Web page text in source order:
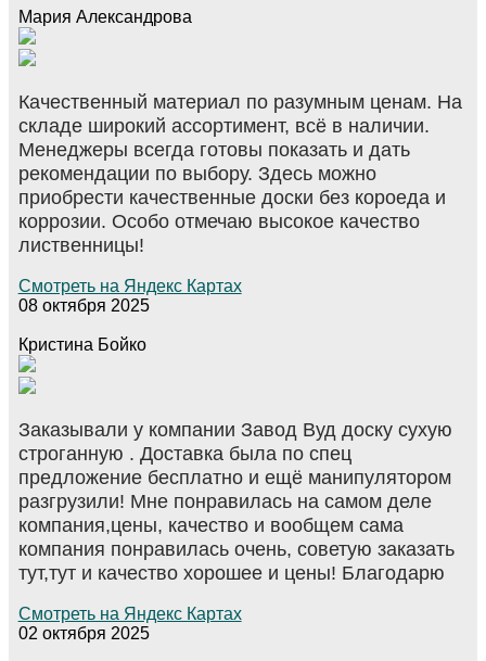
Мария Александрова
Качественный материал по разумным ценам. На
складе широкий ассортимент, всё в наличии.
Менеджеры всегда готовы показать и дать
рекомендации по выбору. Здесь можно
приобрести качественные доски без короеда и
коррозии. Особо отмечаю высокое качество
лиственницы!
Смотреть на Яндекс Картах
08 октября 2025
Кристина Бойко
Заказывали у компании Завод Вуд доску сухую
строганную . Доставка была по спец
предложение бесплатно и ещё манипулятором
разгрузили! Мне понравилась на самом деле
компания,цены, качество и вообщем сама
компания понравилась очень, советую заказать
тут,тут и качество хорошее и цены! Благодарю
Смотреть на Яндекс Картах
02 октября 2025